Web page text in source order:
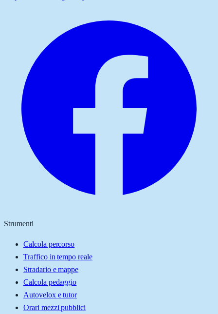
Strumenti
Calcola percorso
Traffico in tempo reale
Stradario e mappe
Calcola pedaggio
Autovelox e tutor
Orari mezzi pubblici